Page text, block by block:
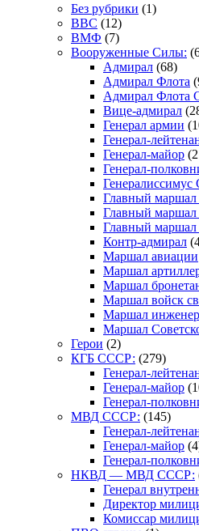
Без рубрики (1)
ВВС (12)
ВМФ (7)
Вооруженные Силы:
Адмирал (68)
Адмирал Флота
Адмирал Флота
Вице-адмирал
Генерал армии
Генерал-
Генерал-майор
Генерал-
Генералиссимус
Главный маршал
Главный маршал
Главный маршал
Контр-адмирал
Маршал авиации
Маршал
Маршал
Маршал войск
Маршал
Маршал
Герои (2)
КГБ СССР: (279)
Генерал-
Генерал-майор
Генерал-
МВД СССР: (145)
Генерал-
Генерал-майор
Генерал-
НКВД — МВД СССР:
Генерал
Директор
Комиссар